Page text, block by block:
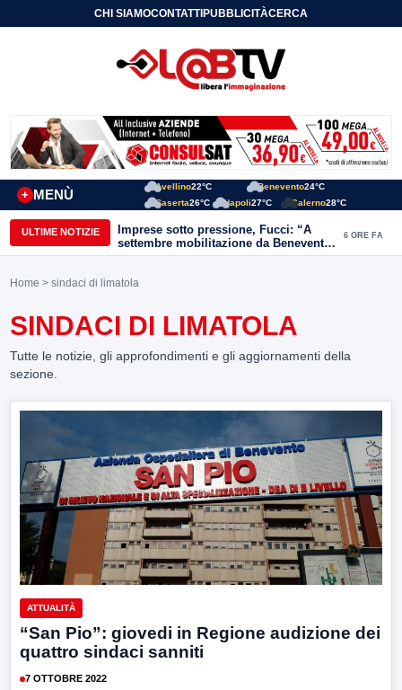
CHI SIAMOCONTATTIPUBBLICITÀCERCA
MENÙ
+
Avellino22°C Benevento24°C
Caserta26°C Napoli27°C Salerno28°C
ULTIME NOTIZIE
Imprese sotto pressione, Fucci: “A
settembre mobilitazione da Benevento
e Avellino”
6 ORE FA
Home > sindaci di limatola
SINDACI DI LIMATOLA
Tutte le notizie, gli approfondimenti e gli aggiornamenti della
sezione.
ATTUALITÀ
“San Pio”: giovedi in Regione audizione dei
quattro sindaci sanniti
7 OTTOBRE 2022